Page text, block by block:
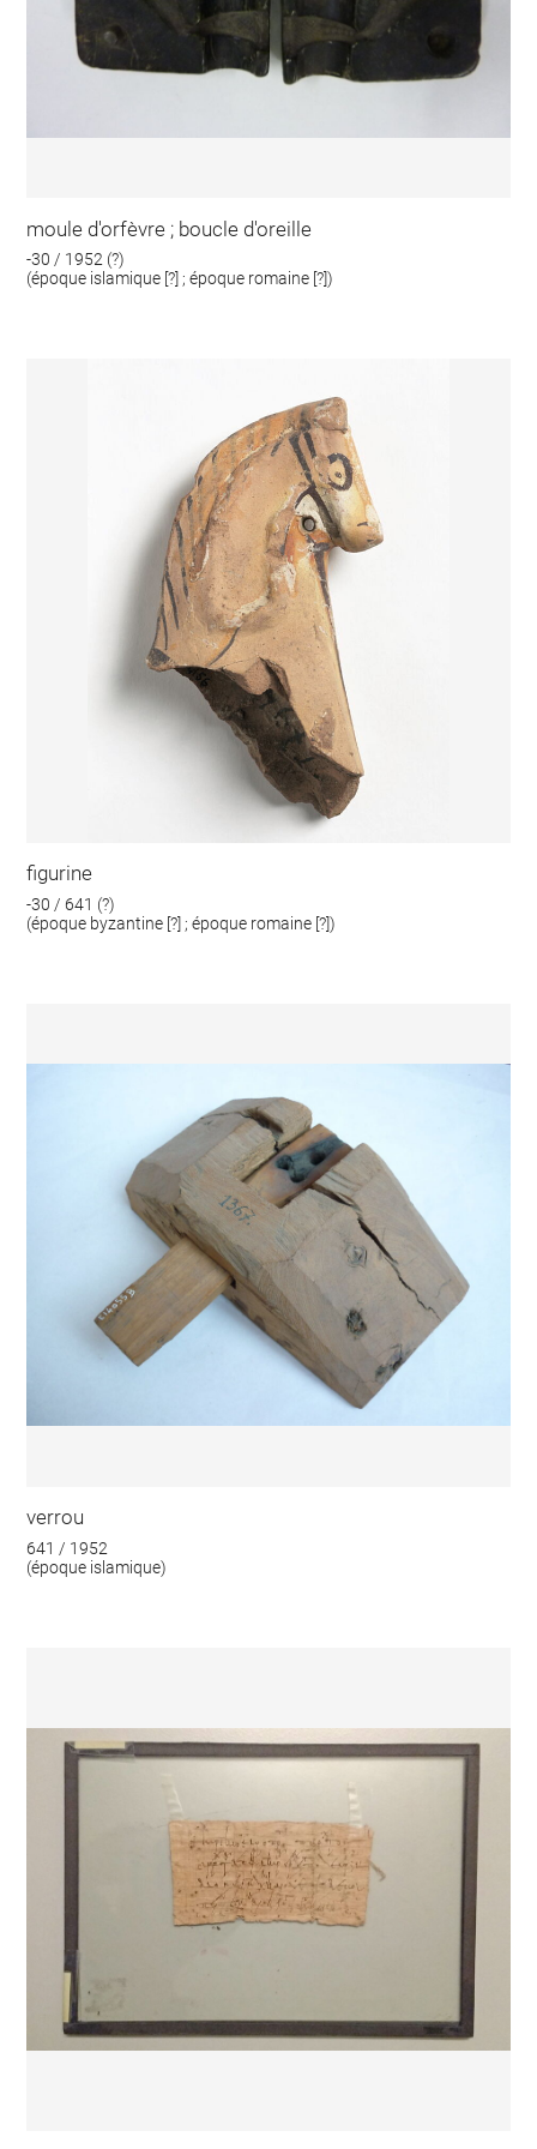
moule d'orfèvre ; boucle d'oreille
-30 / 1952 (?)
(époque islamique [?] ; époque romaine [?])
figurine
-30 / 641 (?)
(époque byzantine [?] ; époque romaine [?])
verrou
641 / 1952
(époque islamique)